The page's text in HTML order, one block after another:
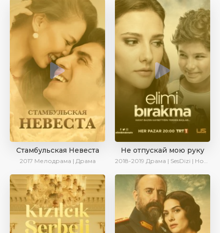
Стамбульская Невеста
2017 Мелодрама | Драма
Не отпускай мою руку
2018-2019 Драма | SesDizi | Новинки